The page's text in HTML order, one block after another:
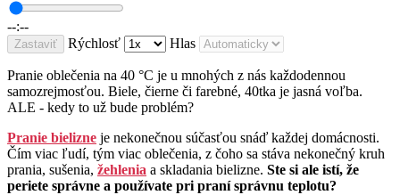
--:--
Zastaviť Rýchlosť Hlas
Pranie oblečenia na 40 °C je u mnohých z nás každodennou
samozrejmosťou. Biele, čierne či farebné, 40tka je jasná voľba.
ALE - kedy to už bude problém?
Pranie bielizne je nekonečnou súčasťou snáď každej domácnosti.
Čím viac ľudí, tým viac oblečenia, z čoho sa stáva nekonečný kruh
prania, sušenia, žehlenia a skladania bielizne. Ste si ale istí, že
periete správne a používate pri praní správnu teplotu?